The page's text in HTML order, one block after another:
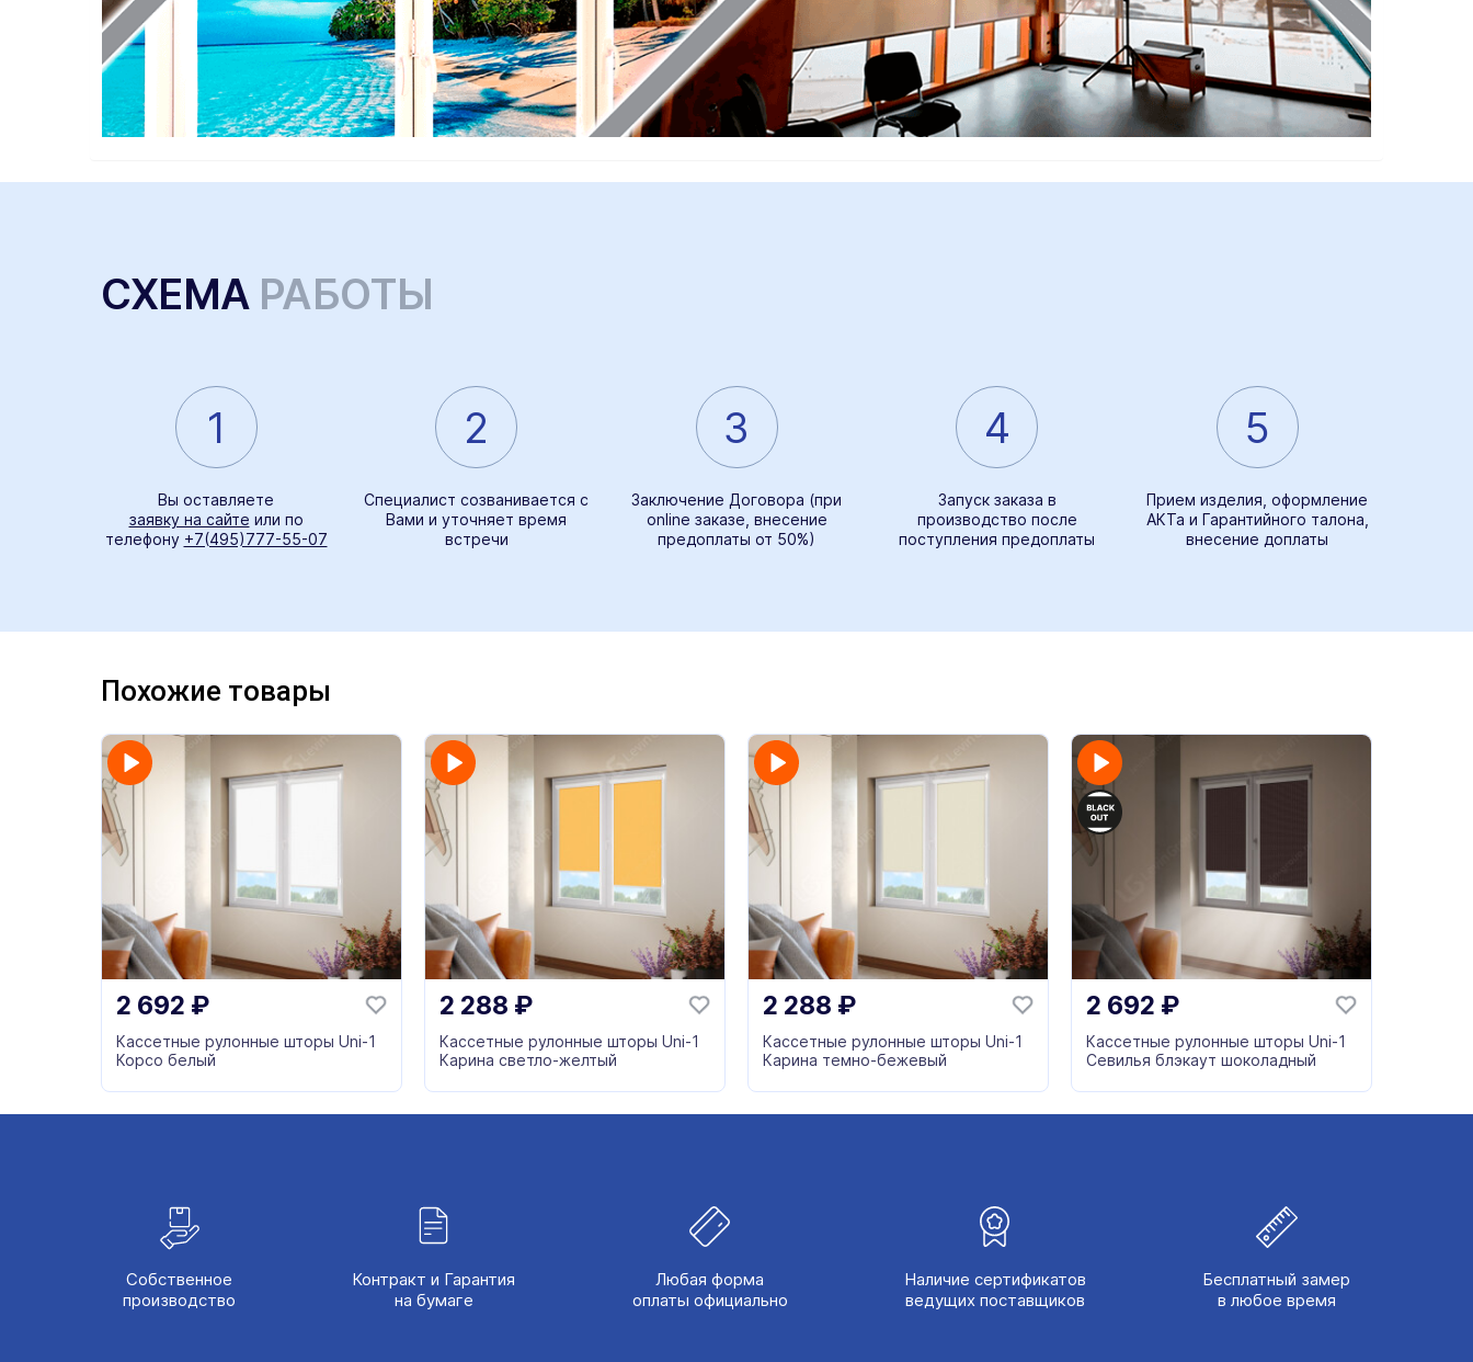
СХЕМА РАБОТЫ
1
Вы оставляете
заявку на сайте или по
телефону +7(495)777-55-07
2
Специалист созванивается с
Вами и уточняет время
встречи
3
Заключение Договора (при
online заказе, внесение
предоплаты от 50%)
4
Запуск заказа в
производство после
поступления предоплаты
5
Прием изделия, оформление
АКТа и Гарантийного талона,
внесение доплаты
Похожие товары
2 692 ₽
Кассетные рулонные шторы Uni-1
Корсо белый
2 288 ₽
Кассетные рулонные шторы Uni-1
Карина светло-желтый
2 288 ₽
Кассетные рулонные шторы Uni-1
Карина темно-бежевый
2 692 ₽
Кассетные рулонные шторы Uni-1
Севилья блэкаут шоколадный
Собственное
производство
Контракт и Гарантия
на бумаге
Любая форма
оплаты официально
Наличие сертификатов
ведущих поставщиков
Бесплатный замер
в любое время